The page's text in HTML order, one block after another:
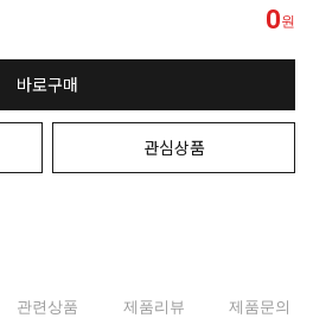
0원
바로구매
관심상품
관련상품 제품리뷰 제품문의